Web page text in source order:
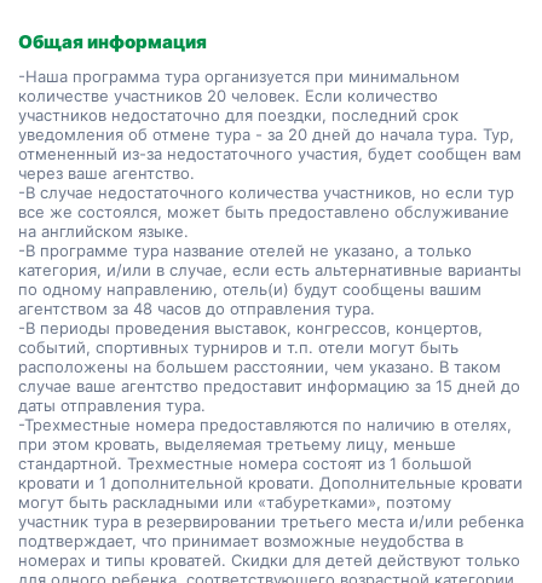
Общая информация
-Наша программа тура организуется при минимальном
количестве участников 20 человек. Если количество
участников недостаточно для поездки, последний срок
уведомления об отмене тура - за 20 дней до начала тура. Тур,
отмененный из-за недостаточного участия, будет сообщен вам
через ваше агентство.
-В случае недостаточного количества участников, но если тур
все же состоялся, может быть предоставлено обслуживание
на английском языке.
-В программе тура название отелей не указано, а только
категория, и/или в случае, если есть альтернативные варианты
по одному направлению, отель(и) будут сообщены вашим
агентством за 48 часов до отправления тура.
-В периоды проведения выставок, конгрессов, концертов,
событий, спортивных турниров и т.п. отели могут быть
расположены на большем расстоянии, чем указано. В таком
случае ваше агентство предоставит информацию за 15 дней до
даты отправления тура.
-Трехместные номера предоставляются по наличию в отелях,
при этом кровать, выделяемая третьему лицу, меньше
стандартной. Трехместные номера состоят из 1 большой
кровати и 1 дополнительной кровати. Дополнительные кровати
могут быть раскладными или «табуретками», поэтому
участник тура в резервировании третьего места и/или ребенка
подтверждает, что принимает возможные неудобства в
номерах и типы кроватей. Скидки для детей действуют только